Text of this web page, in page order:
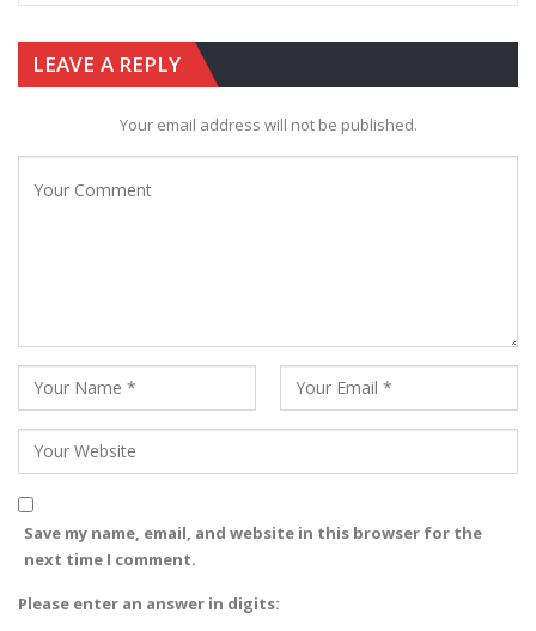
LEAVE A REPLY
Your email address will not be published.
Save my name, email, and website in this browser for the
next time I comment.
Please enter an answer in digits: